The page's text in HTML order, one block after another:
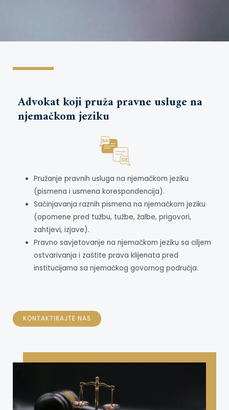
Advokat koji pruža pravne usluge na
njemačkom jeziku
Pružanje pravnih usluga na njemačkom jeziku
(pismena i usmena korespondencija).
Sačinjavanja raznih pismena na njemačkom jeziku
(opomene pred tužbu, tužbe, žalbe, prigovori,
zahtjevi, izjave).
Pravno savjetovanje na njemačkom jeziku sa ciljem
ostvarivanja i zaštite prava klijenata pred
institucijama sa njemačkog govornog područja.
KONTAKTIRAJTE NAS